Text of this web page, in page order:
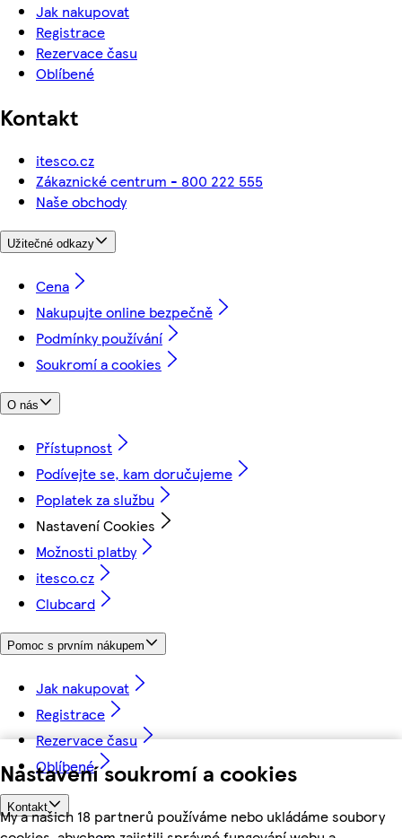
Nastavení soukromí a cookies
My a našich 18 partnerů používáme nebo ukládáme soubory
Jak nakupovat
Registrace
Rezervace času
Oblíbené
Kontakt
itesco.cz
Zákaznické centrum - 800 222 555
Naše obchody
Užitečné odkazy
Cena
Nakupujte online bezpečně
Podmínky používání
Soukromí a cookies
O nás
Přístupnost
Podívejte se, kam doručujeme
Poplatek za službu
Nastavení Cookies
Možnosti platby
itesco.cz
Clubcard
Pomoc s prvním nákupem
Jak nakupovat
Registrace
Rezervace času
Oblíbené
Kontakt